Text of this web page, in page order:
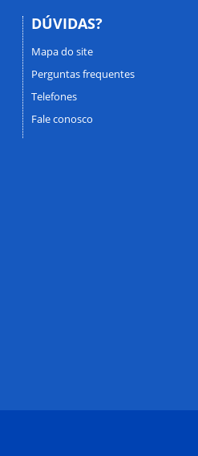
DÚVIDAS?
Mapa do site
Perguntas frequentes
Telefones
Fale conosco